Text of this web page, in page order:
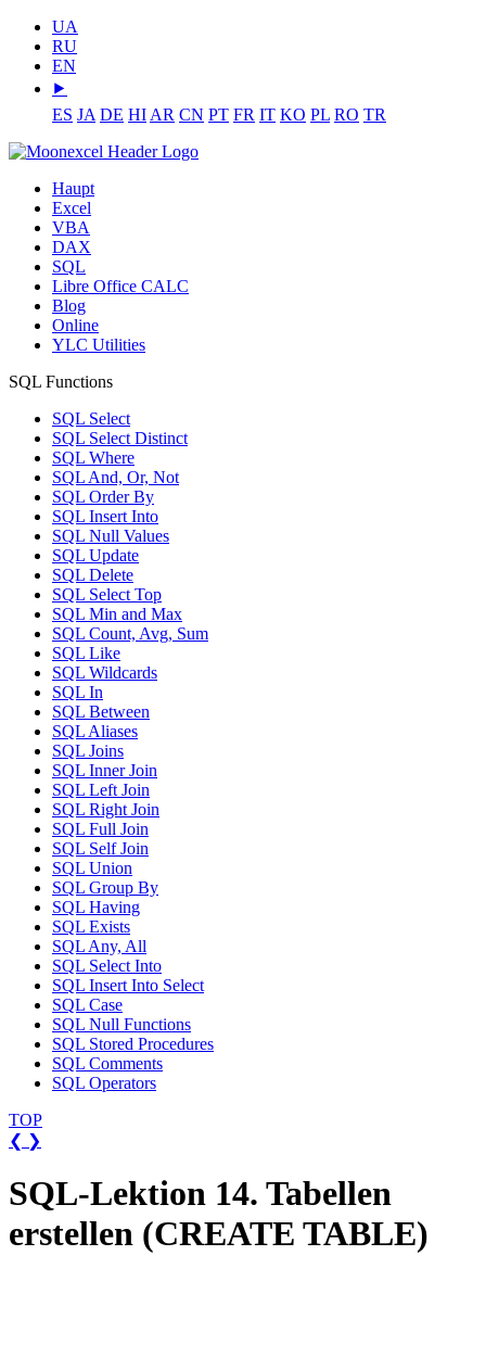
UA
RU
EN
⯈
ES JA DE HI AR CN PT FR IT KO PL RO TR
Haupt
Excel
VBA
DAX
SQL
Libre Office CALC
Blog
Online
YLC Utilities
SQL Functions
SQL Select
SQL Select Distinct
SQL Where
SQL And, Or, Not
SQL Order By
SQL Insert Into
SQL Null Values
SQL Update
SQL Delete
SQL Select Top
SQL Min and Max
SQL Count, Avg, Sum
SQL Like
SQL Wildcards
SQL In
SQL Between
SQL Aliases
SQL Joins
SQL Inner Join
SQL Left Join
SQL Right Join
SQL Full Join
SQL Self Join
SQL Union
SQL Group By
SQL Having
SQL Exists
SQL Any, All
SQL Select Into
SQL Insert Into Select
SQL Case
SQL Null Functions
SQL Stored Procedures
SQL Comments
SQL Operators
TOP
❮ ❯
SQL-Lektion 14. Tabellen
erstellen (CREATE TABLE)